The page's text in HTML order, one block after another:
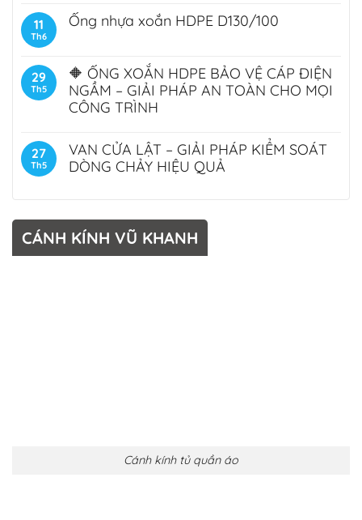
11
Th6
Ống nhựa xoắn HDPE D130/100
29
Th5
🔶 ỐNG XOẮN HDPE BẢO VỆ CÁP ĐIỆN
NGẦM – GIẢI PHÁP AN TOÀN CHO MỌI
CÔNG TRÌNH
27
Th5
VAN CỬA LẬT – GIẢI PHÁP KIỂM SOÁT
DÒNG CHẢY HIỆU QUẢ
CÁNH KÍNH VŨ KHANH
Cánh kính tủ quần áo